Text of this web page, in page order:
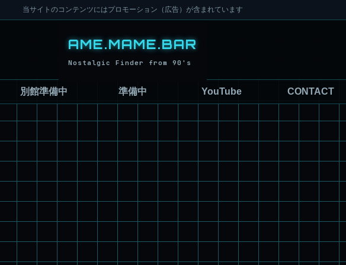
当サイトのコンテンツにはプロモーション（広告）が含まれています
別館準備中 準備中 YouTube CONTACT